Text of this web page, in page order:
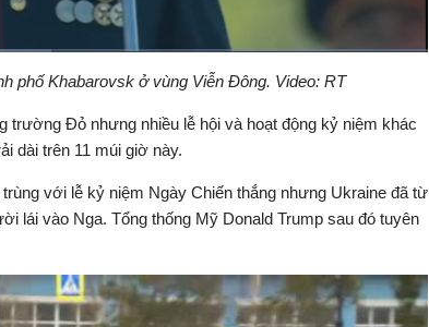
hình
Bật
thanh
phố Khabarovsk ở vùng Viễn Đông. Video: RT
trường Đỏ nhưng nhiều lễ hội và hoạt động kỷ niệm khác
dài trên 11 múi giờ này.
với lễ kỷ niệm Ngày Chiến thắng nhưng Ukraine đã từ
lái vào Nga. Tổng thống Mỹ Donald Trump sau đó tuyên